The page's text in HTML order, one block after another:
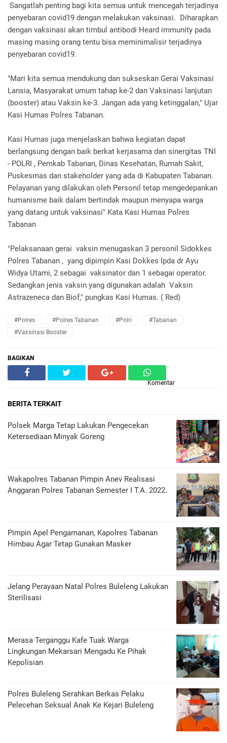
Sangatlah penting bagi kita semua untuk mencegah terjadinya
penyebaran covid19 dengan melakukan vaksinasi. Diharapkan
dengan vaksinasi akan timbul antibodi Heard immunity pada
masing masing orang tentu bisa meminimalisir terjadinya
penyebaran covid19.
"Mari kita semua mendukung dan sukseskan Gerai Vaksinasi
Lansia, Masyarakat umum tahap ke-2 dan Vaksinasi lanjutan
(booster) atau Vaksin ke-3. Jangan ada yang ketinggalan," Ujar
Kasi Humas Polres Tabanan.
Kasi Humas juga menjelaskan bahwa kegiatan dapat
berlangsung dengan baik berkat kerjasama dan sinergitas TNI
- POLRI , Pemkab Tabanan, Dinas Kesehatan, Rumah Sakit,
Puskesmas dan stakeholder yang ada di Kabupaten Tabanan.
Pelayanan yang dilakukan oleh Personil tetap mengedepankan
humanisme baik dalam bertindak maupun menyapa warga
yang datang untuk vaksinasi" Kata Kasi Humas Polres
Tabanan
"Pelaksanaan gerai vaksin menugaskan 3 personil Sidokkes
Polres Tabanan , yang dipimpin Kasi Dokkes Ipda dr Ayu
Widya Utami, 2 sebagai vaksinator dan 1 sebagai operator.
Sedangkan jenis vaksin yang digunakan adalah Vaksin
Astrazeneca dan Biof," pungkas Kasi Humas. ( Red)
#Polres #Polres Tabanan #Polri
#Tabanan
#Vaksinasi Booster
BAGIKAN
Komentar
BERITA TERKAIT
Polsek Marga Tetap Lakukan Pengecekan
Ketersediaan Minyak Goreng
Wakapolres Tabanan Pimpin Anev Realisasi
Anggaran Polres Tabanan Semester I T.A. 2022.
Pimpin Apel Pengamanan, Kapolres Tabanan
Himbau Agar Tetap Gunakan Masker
Jelang Perayaan Natal Polres Buleleng Lakukan
Sterilisasi
Merasa Terganggu Kafe Tuak Warga
Lingkungan Mekarsari Mengadu Ke Pihak
Kepolisian
Polres Buleleng Serahkan Berkas Pelaku
Pelecehan Seksual Anak Ke Kejari Buleleng